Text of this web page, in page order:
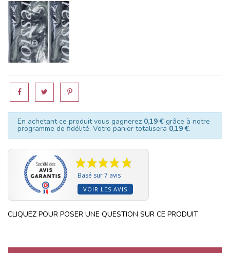
M51
En achetant ce produit vous gagnerez 0,19 €grâce à notre
programme de fidélité. Votre panier totalisera 0,19 €.
Basé sur 7 avis
VOIR LES AVIS
CLIQUEZ POUR POSER UNE QUESTION SUR CE PRODUIT
Merci pour votre
comprehension.